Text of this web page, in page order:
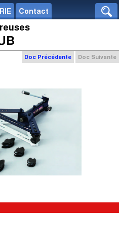
Contact
Doc Précédente Doc Suivante